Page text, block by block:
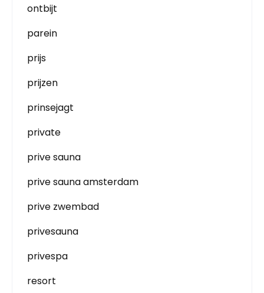
ontbijt
parein
prijs
prijzen
prinsejagt
private
prive sauna
prive sauna amsterdam
prive zwembad
privesauna
privespa
resort